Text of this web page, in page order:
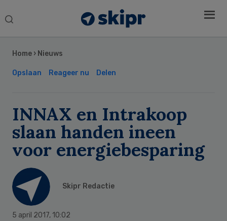
Search
Home › Nieuws
Opslaan Reageer nu Delen
INNAX en Intrakoop
slaan handen ineen
voor energiebesparing
Skipr Redactie
5 april 2017, 10:02
Sidebar